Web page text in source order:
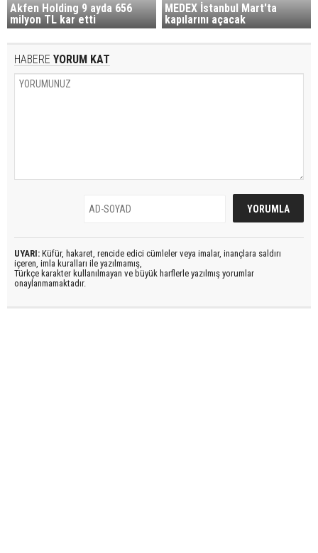
Akfen Holding 9 ayda 656
milyon TL kar etti
MEDEX İstanbul Mart'ta
kapılarını açacak
HABERE YORUM KAT
UYARI: Küfür, hakaret, rencide edici cümleler veya imalar, inançlara saldırı
içeren, imla kuralları ile yazılmamış,
Türkçe karakter kullanılmayan ve büyük harflerle yazılmış yorumlar
onaylanmamaktadır.